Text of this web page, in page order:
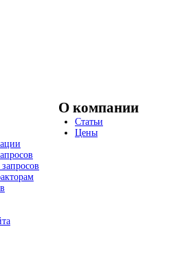
О компании
Статьи
Цены